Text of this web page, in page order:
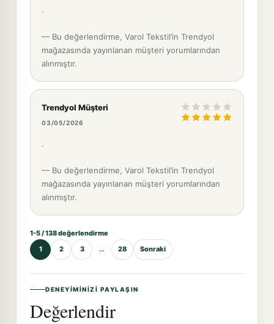
.
— Bu değerlendirme, Varol Tekstil’in Trendyol
mağazasında yayınlanan müşteri yorumlarından
alınmıştır.
Trendyol Müşteri
03/05/2026
.
— Bu değerlendirme, Varol Tekstil’in Trendyol
mağazasında yayınlanan müşteri yorumlarından
alınmıştır.
1-5 / 138 değerlendirme
1
2 3 … 28 Sonraki
DENEYIMINIZI PAYLAŞIN
Değerlendir